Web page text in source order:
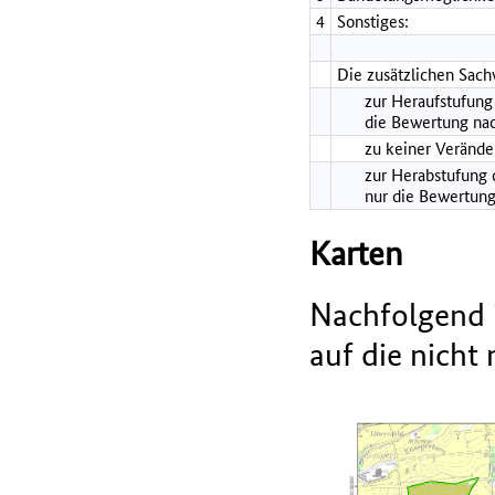
4 Sonstiges:
Die zusätzlichen
zur
die Bewertung
zu keiner
zur Herabstufung
nur die
Karten
Nachfolgend
auf die nicht